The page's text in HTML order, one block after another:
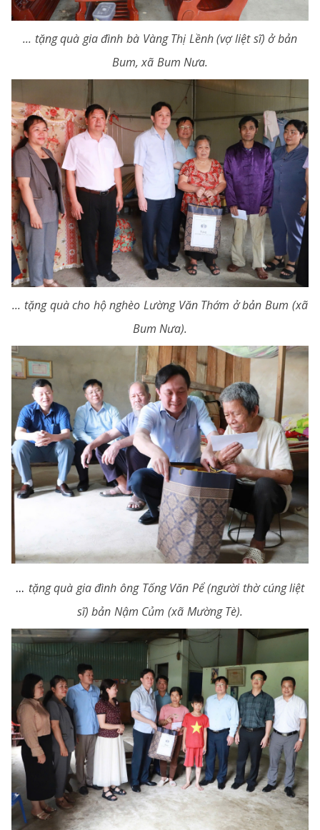
... tặng quà gia đình bà Vàng Thị Lềnh (vợ liệt sĩ) ở bản
Bum, xã Bum Nưa.
... tặng quà cho hộ nghèo Lường Văn Thớm ở bản Bum (xã
Bum Nưa).
... tặng quà gia đình ông Tống Văn Pể (người thờ cúng liệt
sĩ) bản Nậm Củm (xã Mường Tè).